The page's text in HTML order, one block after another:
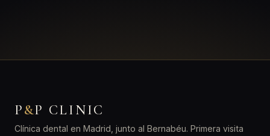
P&P CLINIC
Clínica dental en Madrid, junto al Bernabéu. Primera visita